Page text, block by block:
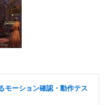
モーション確認・動作テス